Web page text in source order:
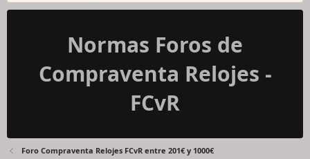
Normas Foros de
Compraventa Relojes -
FCvR
Foro Compraventa Relojes FCvR entre 201€ y 1000€